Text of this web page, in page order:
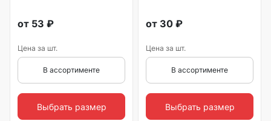
от 53 ₽
Цена за шт.
В ассортименте
Выбрать размер
от 30 ₽
Цена за шт.
В ассортименте
Выбрать размер